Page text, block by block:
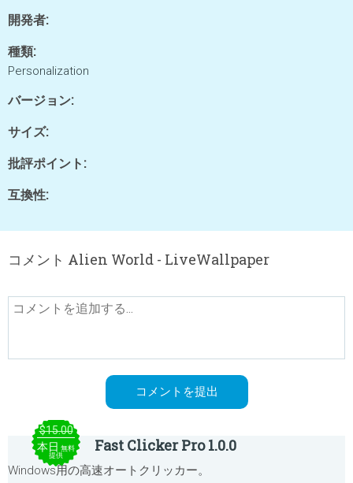
開発者:
種類:
Personalization
バージョン:
サイズ:
批評ポイント:
互換性:
コメント Alien World - LiveWallpaper
$15.00
本日 無料
提供
Fast Clicker Pro 1.0.0
Windows用の高速オートクリッカー。